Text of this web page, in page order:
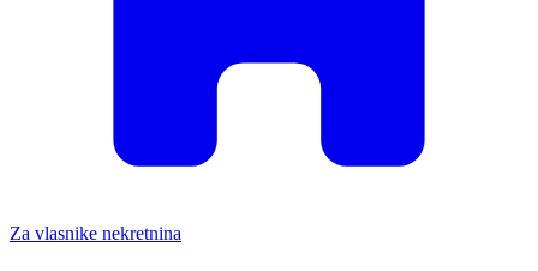
Za vlasnike nekretnina